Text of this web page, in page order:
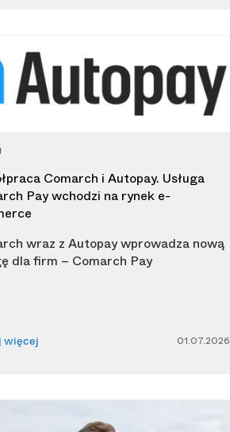
Comarch i Autopay. Usługa
Pay wchodzi na rynek e-
wraz z Autopay wprowadza nową
dla firm – Comarch Pay
więcej 01.07.2026